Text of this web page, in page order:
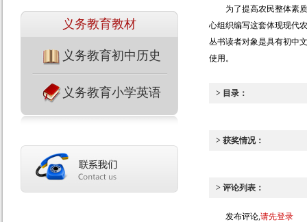
义务教育教材
义务教育初中历史
义务教育小学英语
为了提高农民整体素
心组织编写这套体现现代
丛书读者对象是具有初中
使用。
> 目录：
> 获奖情况：
> 评论列表：
发布评论,请先登录